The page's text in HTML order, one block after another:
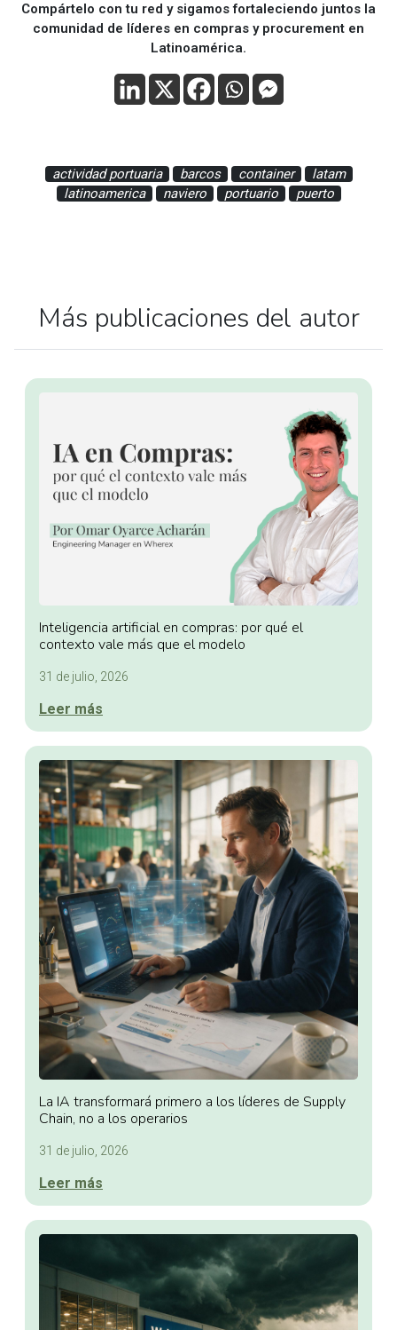
Compártelo con tu red y sigamos fortaleciendo juntos la
comunidad de líderes en compras y procurement en
Latinoamérica.
actividad portuaria barcos container
latam
latinoamerica
naviero portuario puerto
Más publicaciones del autor
Inteligencia artificial en compras: por qué el
contexto vale más que el modelo
31 de julio, 2026
Leer más
La IA transformará primero a los líderes de Supply
Chain, no a los operarios
31 de julio, 2026
Leer más